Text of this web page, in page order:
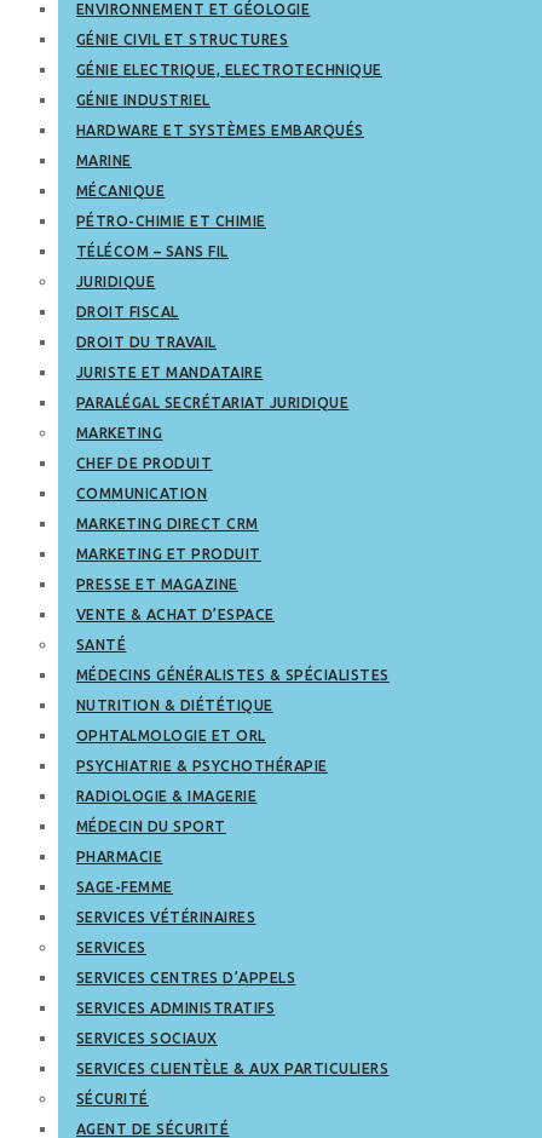
ENVIRONNEMENT ET GÉOLOGIE
GÉNIE CIVIL ET STRUCTURES
GÉNIE ELECTRIQUE, ELECTROTECHNIQUE
GÉNIE INDUSTRIEL
HARDWARE ET SYSTÈMES EMBARQUÉS
MARINE
MÉCANIQUE
PÉTRO-CHIMIE ET CHIMIE
TÉLÉCOM – SANS FIL
JURIDIQUE
DROIT FISCAL
DROIT DU TRAVAIL
JURISTE ET MANDATAIRE
PARALÉGAL SECRÉTARIAT JURIDIQUE
MARKETING
CHEF DE PRODUIT
COMMUNICATION
MARKETING DIRECT CRM
MARKETING ET PRODUIT
PRESSE ET MAGAZINE
VENTE & ACHAT D’ESPACE
SANTÉ
MÉDECINS GÉNÉRALISTES & SPÉCIALISTES
NUTRITION & DIÉTÉTIQUE
OPHTALMOLOGIE ET ORL
PSYCHIATRIE & PSYCHOTHÉRAPIE
RADIOLOGIE & IMAGERIE
MÉDECIN DU SPORT
PHARMACIE
SAGE-FEMME
SERVICES VÉTÉRINAIRES
SERVICES
SERVICES CENTRES D’APPELS
SERVICES ADMINISTRATIFS
SERVICES SOCIAUX
SERVICES CLIENTÈLE & AUX PARTICULIERS
SÉCURITÉ
AGENT DE SÉCURITÉ